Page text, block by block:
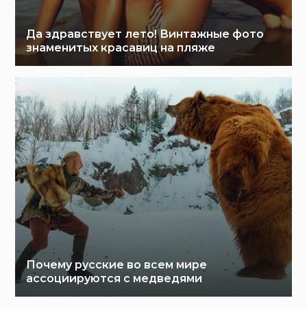
Да здравствует лето! Винтажные фото
знаменитых красавиц на пляже
Почему русские во всем мире
ассоциируются с медведями